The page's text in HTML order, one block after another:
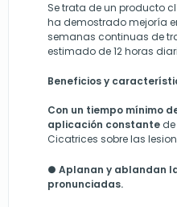
Se trata de un producto
ha demostrado mejoría
semanas continuas de
estimado de 12 horas
Beneficios y
Con un tiempo mínimo
aplicación constante
Cicatrices sobre las
● Aplanan y ablandan
pronunciadas.